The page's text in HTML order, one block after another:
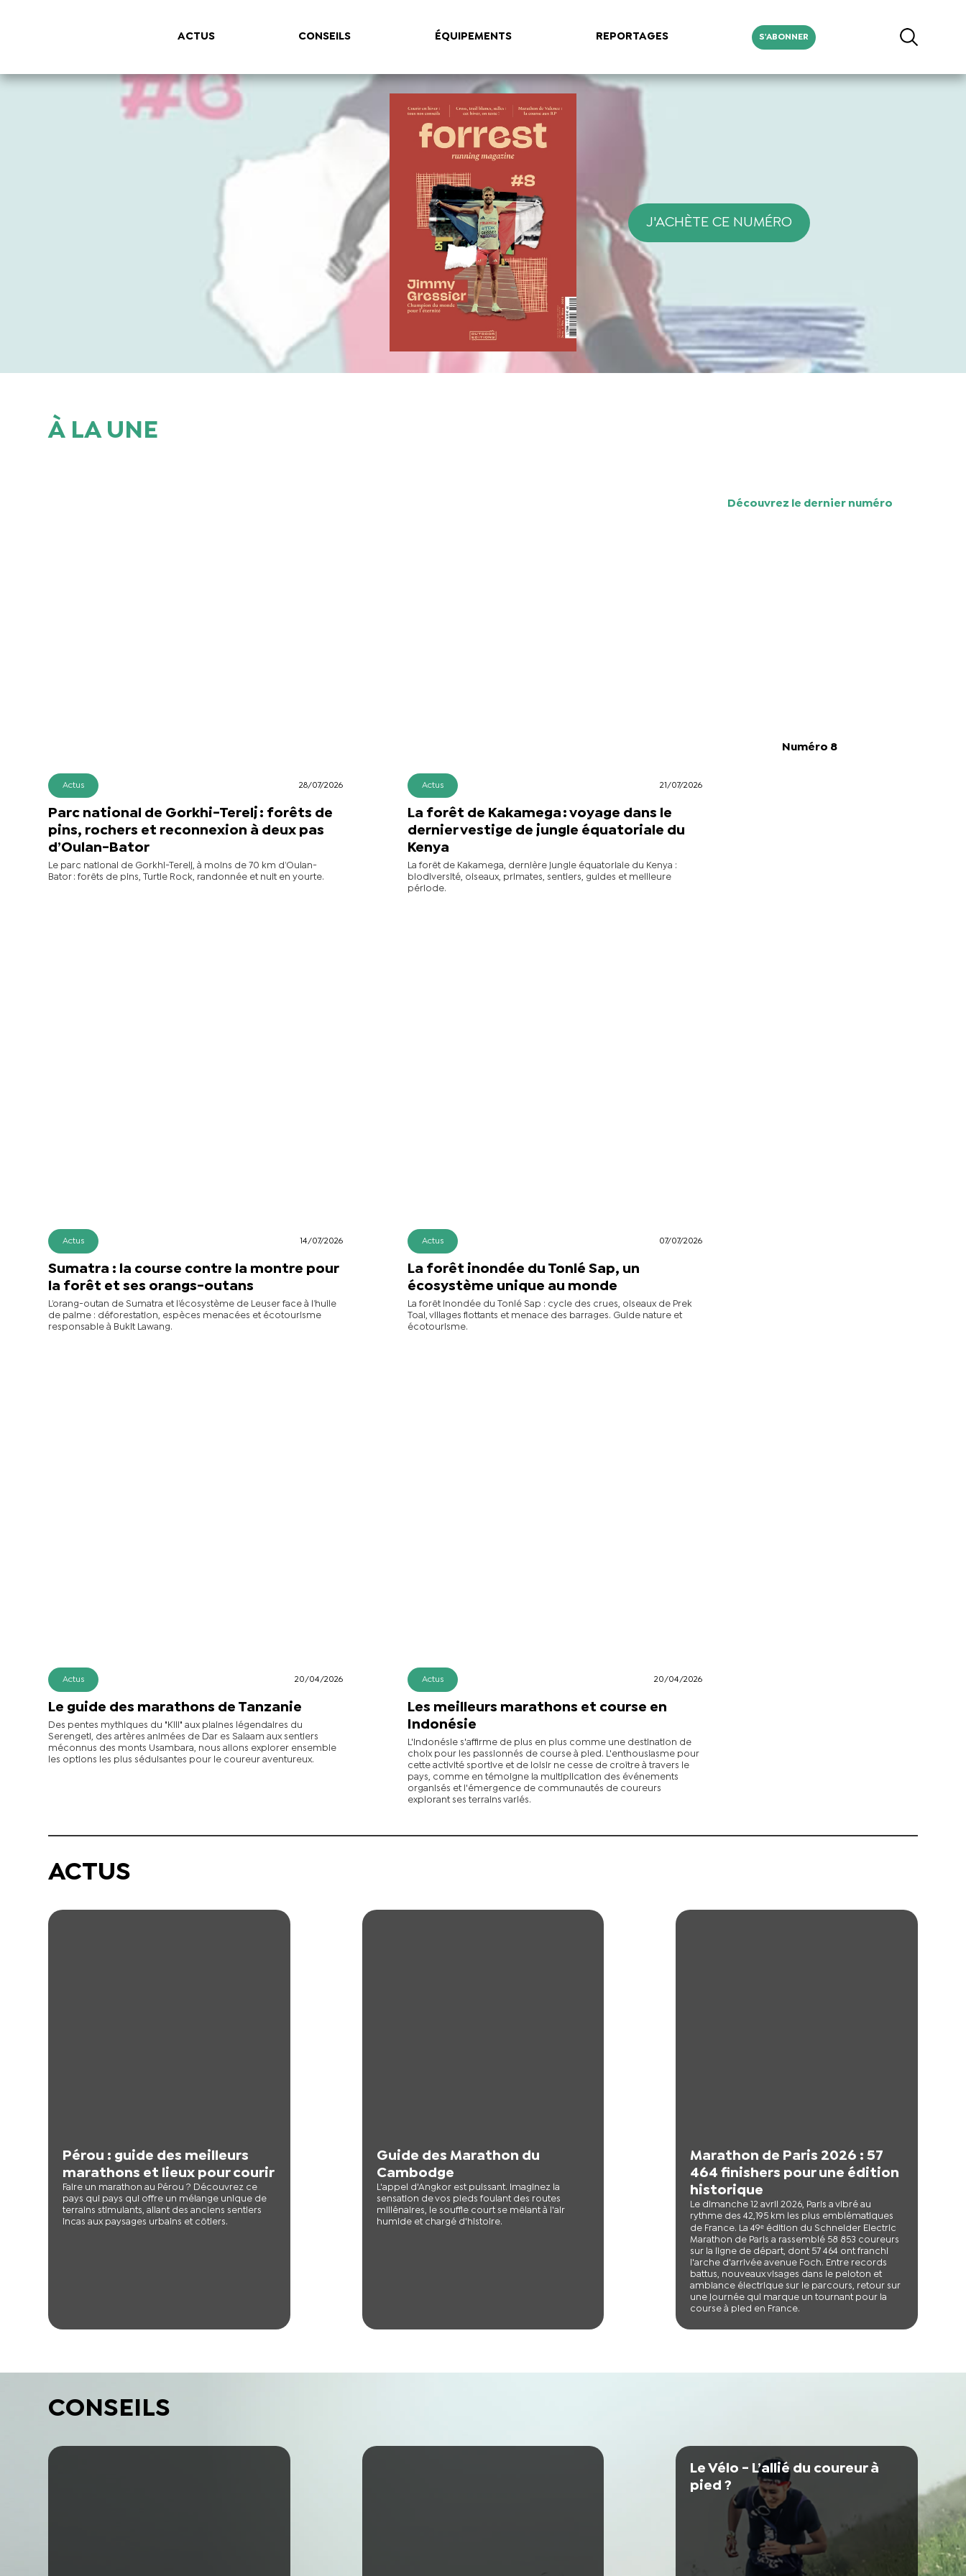
ACTUS CONSEILS ÉQUIPEMENTS REPORTAGES S'ABONNER
J'ACHÈTE CE NUMÉRO
À LA UNE
Actus 28/07/2026
Parc national de Gorkhi-Terelj : forêts de
pins, rochers et reconnexion à deux pas
d’Oulan-Bator
Le parc national de Gorkhi-Terelj, à moins de 70 km d’Oulan-
Bator : forêts de pins, Turtle Rock, randonnée et nuit en yourte.
Actus 21/07/2026
La forêt de Kakamega : voyage dans le
dernier vestige de jungle équatoriale du
Kenya
La forêt de Kakamega, dernière jungle équatoriale du Kenya :
biodiversité, oiseaux, primates, sentiers, guides et meilleure
période.
Actus 14/07/2026
Sumatra : la course contre la montre pour
la forêt et ses orangs-outans
L’orang-outan de Sumatra et l’écosystème de Leuser face à l’huile
de palme : déforestation, espèces menacées et écotourisme
responsable à Bukit Lawang.
Actus 07/07/2026
La forêt inondée du Tonlé Sap, un
écosystème unique au monde
La forêt inondée du Tonlé Sap : cycle des crues, oiseaux de Prek
Toal, villages flottants et menace des barrages. Guide nature et
écotourisme.
Actus 20/04/2026
Le guide des marathons de Tanzanie
Des pentes mythiques du "Kili" aux plaines légendaires du
Serengeti, des artères animées de Dar es Salaam aux sentiers
méconnus des monts Usambara, nous allons explorer ensemble
les options les plus séduisantes pour le coureur aventureux.
Actus 20/04/2026
Les meilleurs marathons et course en
Indonésie
L'Indonésie s'affirme de plus en plus comme une destination de
choix pour les passionnés de course à pied. L'enthousiasme pour
cette activité sportive et de loisir ne cesse de croître à travers le
pays, comme en témoigne la multiplication des événements
organisés et l'émergence de communautés de coureurs
explorant ses terrains variés.
Découvrez le dernier numéro
Numéro 8
ACTUS
Pérou : guide des meilleurs
marathons et lieux pour courir
Faire un marathon au Pérou ? Découvrez ce
pays qui pays qui offre un mélange unique de
terrains stimulants, allant des anciens sentiers
incas aux paysages urbains et côtiers.
Guide des Marathon du
Cambodge
L'appel d'Angkor est puissant. Imaginez la
sensation de vos pieds foulant des routes
millénaires, le souffle court se mêlant à l'air
humide et chargé d'histoire.
Marathon de Paris 2026 : 57
464 finishers pour une édition
historique
Le dimanche 12 avril 2026, Paris a vibré au
rythme des 42,195 km les plus emblématiques
de France. La 49ᵉ édition du Schneider Electric
Marathon de Paris a rassemblé 58 853 coureurs
sur la ligne de départ, dont 57 464 ont franchi
l'arche d'arrivée avenue Foch. Entre records
battus, nouveaux visages dans le peloton et
ambiance électrique sur le parcours, retour sur
une journée qui marque un tournant pour la
course à pied en France.
CONSEILS
Le Vélo - L’allié du coureur à
pied ?